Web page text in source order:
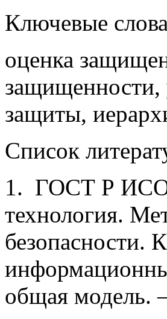
Ключевые
оценка
защищенности,
защиты,
Список
1. ГОСТ Р
технология.
безопасности.
общая модель.